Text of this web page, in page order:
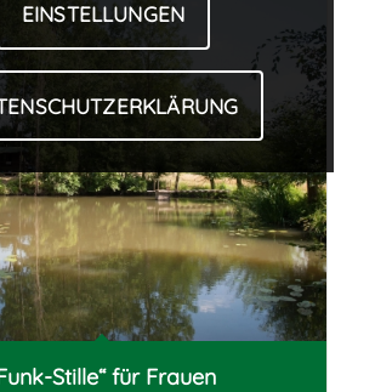
Stille“ für Frauen
EINSTELLUNGEN